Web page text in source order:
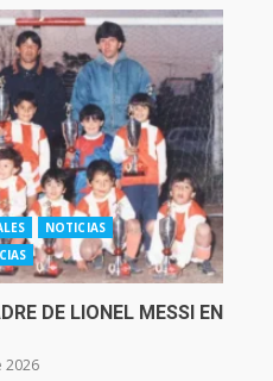
NOTICIAS
DE LIONEL MESSI EN
2026